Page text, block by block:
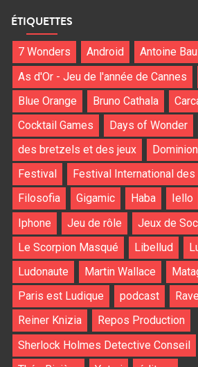
ÉTIQUETTES
7 Wonders Android Antoine
As d'Or - Jeu de l'année de Cannes
Blue Orange
Bruno Cathala
Cocktail Games
Days of Wonder
des bretzels et des jeux
Dominion
Festival
Festival International
Filosofia
Gigamic Haba Iello
Iphone
Jeu de rôle Jeux de
Le Scorpion Masqué
Libellud
Ludonaute
Martin Wallace
Paris est Ludique
podcast
Reiner Knizia
Repos Production
Sherlock Holmes Detective Conseil